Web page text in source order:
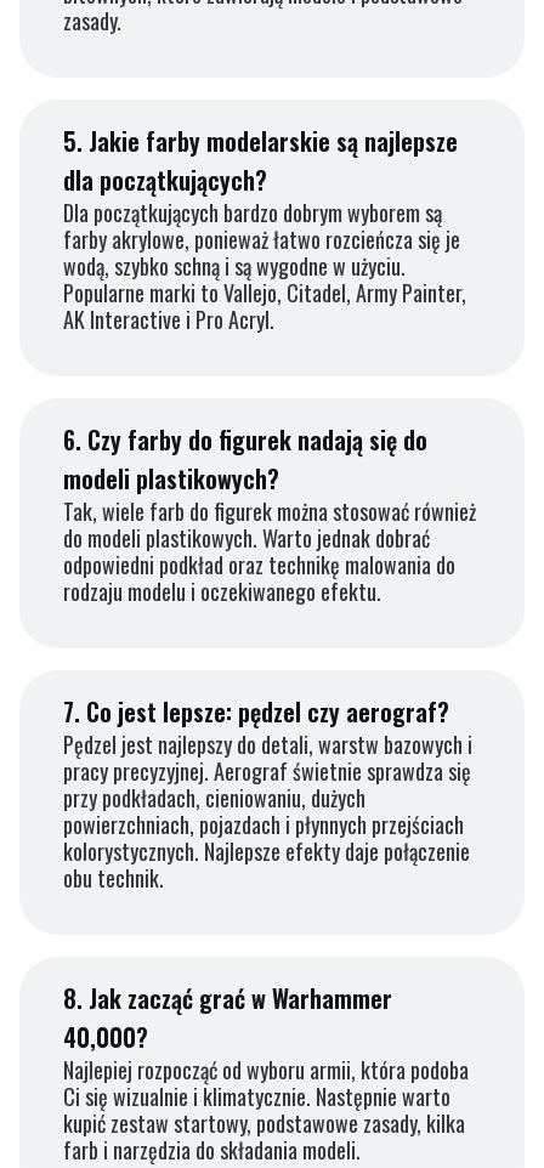
zasady.
5. Jakie farby modelarskie są najlepsze
dla początkujących?
Dla początkujących bardzo dobrym wyborem są
farby akrylowe, ponieważ łatwo rozcieńcza się je
wodą, szybko schną i są wygodne w użyciu.
Popularne marki to Vallejo, Citadel, Army Painter,
AK Interactive i Pro Acryl.
6. Czy farby do figurek nadają się do
modeli plastikowych?
Tak, wiele farb do figurek można stosować również
do modeli plastikowych. Warto jednak dobrać
odpowiedni podkład oraz technikę malowania do
rodzaju modelu i oczekiwanego efektu.
7. Co jest lepsze: pędzel czy aerograf?
Pędzel jest najlepszy do detali, warstw bazowych i
pracy precyzyjnej. Aerograf świetnie sprawdza się
przy podkładach, cieniowaniu, dużych
powierzchniach, pojazdach i płynnych przejściach
kolorystycznych. Najlepsze efekty daje połączenie
obu technik.
8. Jak zacząć grać w Warhammer
40,000?
Najlepiej rozpocząć od wyboru armii, która podoba
Ci się wizualnie i klimatycznie. Następnie warto
kupić zestaw startowy, podstawowe zasady, kilka
farb i narzędzia do składania modeli.